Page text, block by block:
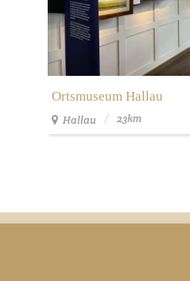
Ortsmuseum Hallau
Hallau 23km